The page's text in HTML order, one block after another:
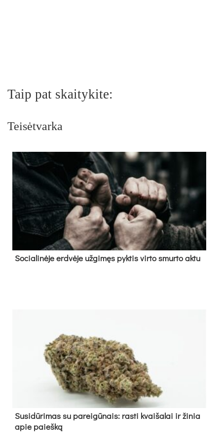
Taip pat skaitykite:
Teisėtvarka
So­cia­li­nė­je erd­vė­je už­gi­męs pyk­tis vir­to smur­to ak­tu
Su­si­dū­ri­mas su pa­rei­gū­nais: ras­ti kvai­ša­lai ir ži­nia
apie paieš­ką